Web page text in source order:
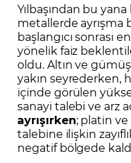
Yılbaşından bu
metallerde ayrışma
başlangıcı sonrası
yönelik faiz
oldu. Altın ve gümüş
yakın seyrederken,
içinde görülen
sanayi talebi ve arz
ayrışırken; platin
talebine ilişkin
negatif bölgede